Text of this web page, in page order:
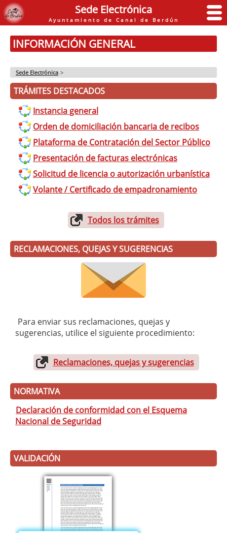
Sede Electrónica
Ayuntamiento de Canal de Berdún
INFORMACIÓN GENERAL
Sede Electrónica >
TRÁMITES DESTACADOS
Instancia general
Orden de domiciliación bancaria de recibos
Plataforma de Contratación del Sector Público
Presentación de facturas electrónicas
Solicitud de licencia o autorización urbanística
Volante / Certificado de empadronamiento
Todos los trámites
RECLAMACIONES, QUEJAS Y SUGERENCIAS
Para enviar sus reclamaciones, quejas y
sugerencias, utilice el siguiente procedimiento:
Reclamaciones, quejas y sugerencias
NORMATIVA
Declaración de conformidad con el Esquema
Nacional de Seguridad
VALIDACIÓN